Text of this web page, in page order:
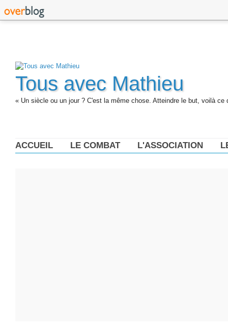
Tous avec Mathieu
« Un siècle ou un jour ? C'est la même chose. Atteindre le but, voilà ce
ACCUEIL LE COMBAT L'ASSOCIATION